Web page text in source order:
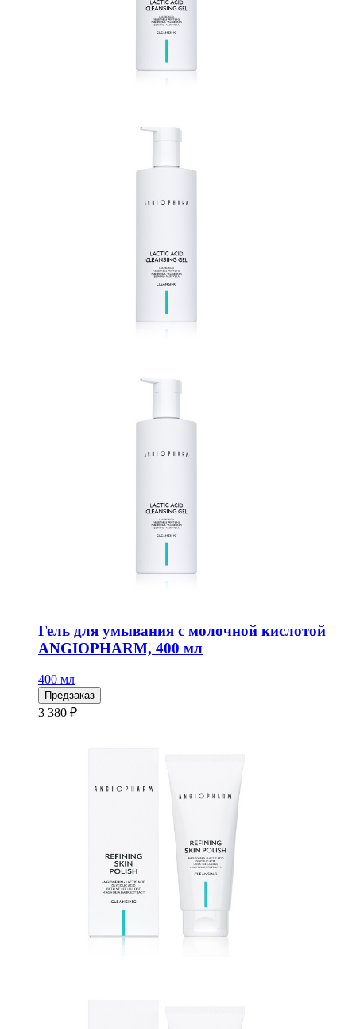
Гель для умывания с молочной кислотой
ANGIOPHARM, 400 мл
400 мл
Предзаказ
3 380 ₽